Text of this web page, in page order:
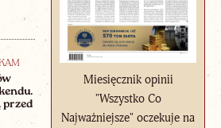
Miesięcznik opinii
"Wszystko Co
Najważniejsze" oczekuje na
przed